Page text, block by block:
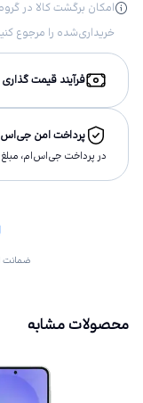
خریداری‌شده را مرجوع
فرآیند قیمت
پرداخت امن
در پرداخت جی‌اس‌ام،
ضمانت
محصولات مشابه